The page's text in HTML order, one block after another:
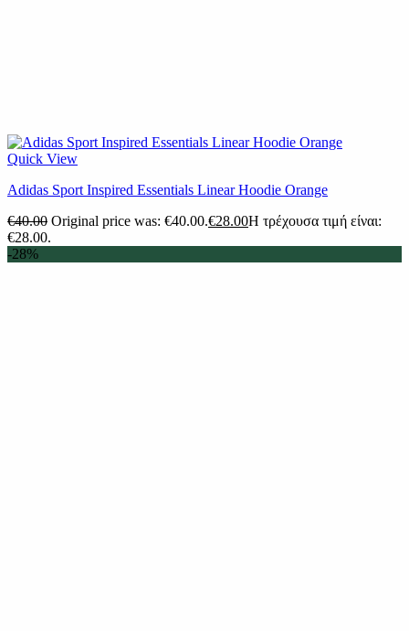
Quick View
Adidas Sport Inspired Essentials Linear Hoodie Orange
€40.00 Original price was: €40.00.€28.00Η τρέχουσα τιμή είναι:
€28.00.
-28%